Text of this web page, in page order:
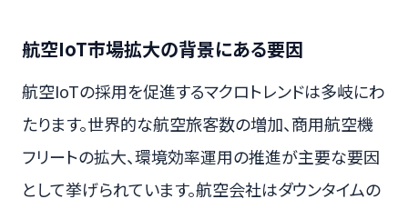
航空IoT市場拡大の背景にある要因
航空IoTの採用を促進するマクロトレンドは多岐にわ
たります。世界的な航空旅客数の増加、商用航空機
フリートの拡大、環境効率運用の推進が主要な要因
として挙げられています。航空会社はダウンタイムの